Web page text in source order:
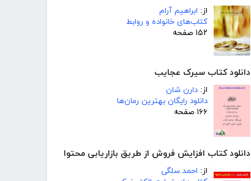
از: ابراهیم آرام
کتاب‌های خانواده و روابط
۱۵۲ صفحه
دانلود کتاب سیرک عجایب
از: دارن شان
دانلود رایگان بهترین رمان‌ها
۱۶۶ صفحه
دانلود کتاب افزایش فروش از طریق بازاریابی محتوا
از: احمد سلگی